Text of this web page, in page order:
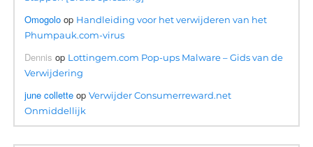
Omogolo op Handleiding voor het verwijderen van het
Phumpauk.com-virus
Dennis op Lottingem.com Pop-ups Malware – Gids van de
Verwijdering
june collette opVerwijder Consumerreward.net
Onmiddellijk